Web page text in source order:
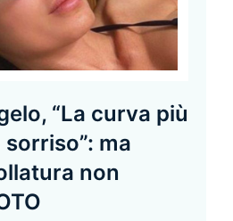
“La curva più
ma
non